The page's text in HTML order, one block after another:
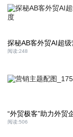
探秘AB客外贸AI超
阅读:248
“外贸极客”助力外贸
阅读:506